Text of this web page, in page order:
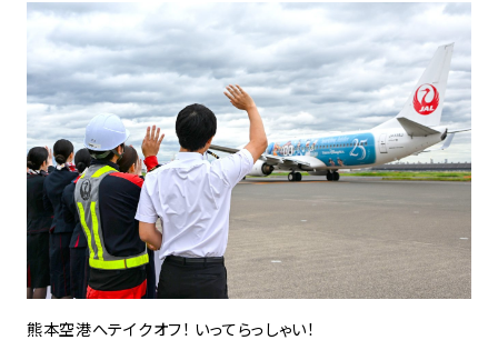
熊本空港へテイクオフ！ いってらっしゃい！